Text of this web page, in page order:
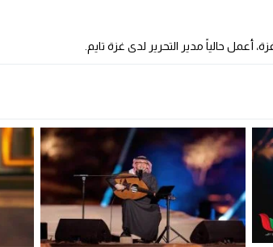
أعمل حالياً مدير التحرير لدى غزة تايم.